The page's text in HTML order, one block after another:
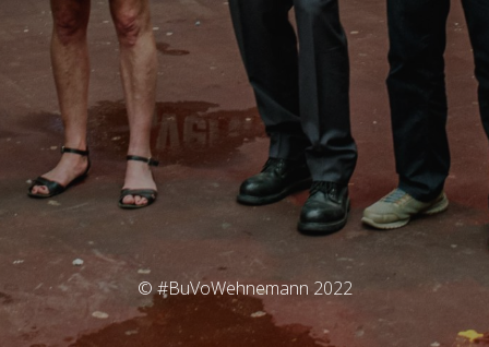
© #BuVoWehnemann 2022